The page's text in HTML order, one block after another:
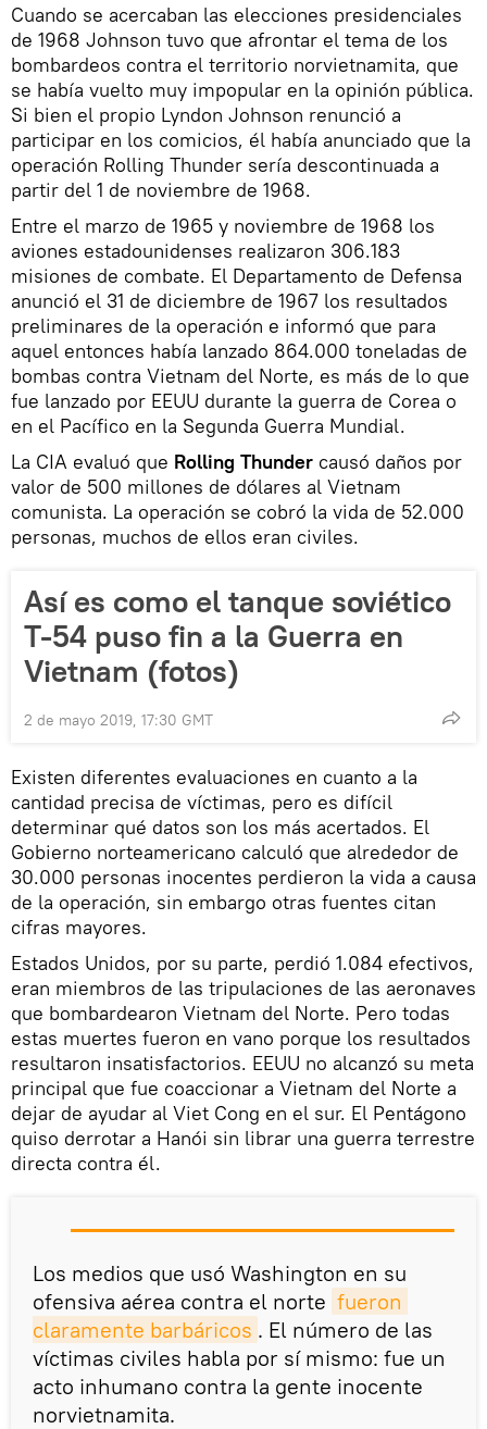
Cuando se acercaban las elecciones presidenciales
de 1968 Johnson tuvo que afrontar el tema de los
bombardeos contra el territorio norvietnamita, que
se había vuelto muy impopular en la opinión pública.
Si bien el propio Lyndon Johnson renunció a
participar en los comicios, él había anunciado que la
operación Rolling Thunder sería descontinuada a
partir del 1 de noviembre de 1968.
Entre el marzo de 1965 y noviembre de 1968 los
aviones estadounidenses realizaron 306.183
misiones de combate. El Departamento de Defensa
anunció el 31 de diciembre de 1967 los resultados
preliminares de la operación e informó que para
aquel entonces había lanzado 864.000 toneladas de
bombas contra Vietnam del Norte, es más de lo que
fue lanzado por EEUU durante la guerra de Corea o
en el Pacífico en la Segunda Guerra Mundial.
La CIA evaluó que Rolling Thunder causó daños por
valor de 500 millones de dólares al Vietnam
comunista. La operación se cobró la vida de 52.000
personas, muchos de ellos eran civiles.
Así es como el tanque soviético
T-54 puso fin a la Guerra en
Vietnam (fotos)
2 de mayo 2019, 17:30 GMT
Existen diferentes evaluaciones en cuanto a la
cantidad precisa de víctimas, pero es difícil
determinar qué datos son los más acertados. El
Gobierno norteamericano calculó que alrededor de
30.000 personas inocentes perdieron la vida a causa
de la operación, sin embargo otras fuentes citan
cifras mayores.
Estados Unidos, por su parte, perdió 1.084 efectivos,
eran miembros de las tripulaciones de las aeronaves
que bombardearon Vietnam del Norte. Pero todas
estas muertes fueron en vano porque los resultados
resultaron insatisfactorios. EEUU no alcanzó su meta
principal que fue coaccionar a Vietnam del Norte a
dejar de ayudar al Viet Cong en el sur. El Pentágono
quiso derrotar a Hanói sin librar una guerra terrestre
directa contra él.
Los medios que usó Washington en su
ofensiva aérea contra el norte fueron
claramente barbáricos . El número de las
víctimas civiles habla por sí mismo: fue un
acto inhumano contra la gente inocente
norvietnamita.